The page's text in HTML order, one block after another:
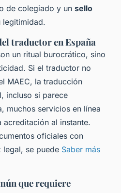
de colegiado y un sello
legitimidad.
traductor en España
un ritual burocrático, sino
Si el traductor no
MAEC, la traducción
incluso si parece
muchos servicios en línea
al instante.
oficiales con
se puede Saber más
que requiere